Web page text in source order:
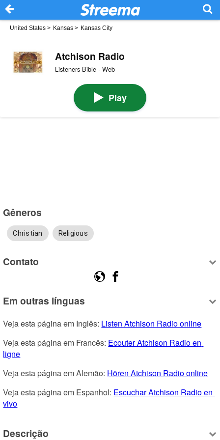
United States > Kansas > Kansas City
Atchison Radio
Listeners Bible · Web
Play
Gêneros
Christian Religious
Contato
Em outras línguas
Veja esta página em Inglês: Listen Atchison Radio online
Veja esta página em Francês: Ecouter Atchison Radio en
ligne
Veja esta página em Alemão: Hören Atchison Radio online
Veja esta página em Espanhol: Escuchar Atchison Radio en
vivo
Descrição